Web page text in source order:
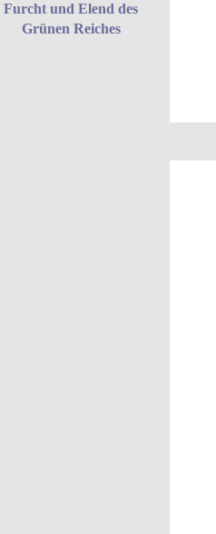
Furcht und Elend des
Grünen Reiches